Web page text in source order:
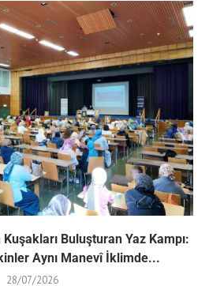
Buluşturan Yaz Kampı:
Aynı Manevî İklimde...
28/07/2026